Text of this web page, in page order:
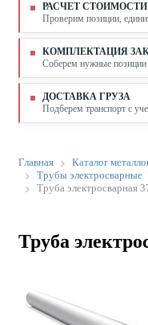
РАСЧЕТ СТОИМОСТИ
Проверим позиции,
КОМПЛЕКТАЦИЯ
Соберем нужные позиции
ДОСТАВКА ГРУЗА
Подберем транспорт с
Главная Каталог
Трубы электросварные
Труба электросварная
Труба